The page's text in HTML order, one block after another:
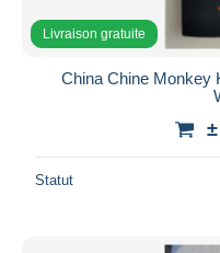
Livraison gratuite
China Chine Monkey
Statut